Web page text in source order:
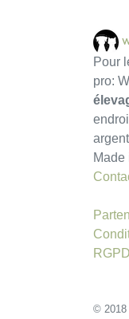
Pour
pro:
Made
RGPD
© 2018